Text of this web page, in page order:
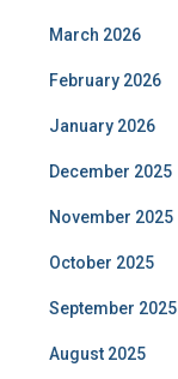
March 2026
February 2026
January 2026
December 2025
November 2025
October 2025
September 2025
August 2025